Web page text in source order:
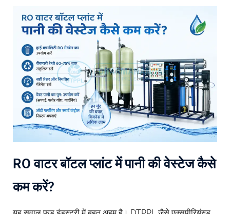
RO वाटर बॉटल प्लांट में पानी की वेस्टेज कैसे
कम करें?